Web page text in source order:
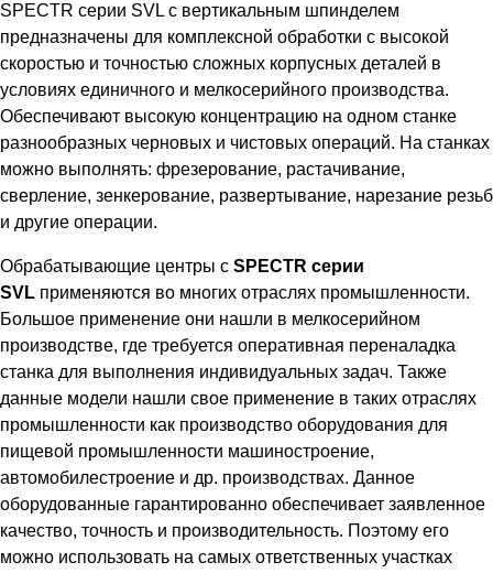
SPECTR серии SVL с вертикальным шпинделем
предназначены для комплексной обработки с высокой
скоростью и точностью сложных корпусных деталей в
условиях единичного и мелкосерийного производства.
Обеспечивают высокую концентрацию на одном станке
разнообразных черновых и чистовых операций. На станках
можно выполнять: фрезерование, растачивание,
сверление, зенкерование, развертывание, нарезание резьб
и другие операции.
Обрабатывающие центры с S PECTR серии
SVL применяются во многих отраслях промышленности.
Большое применение они нашли в мелкосерийном
производстве, где требуется оперативная переналадка
станка для выполнения индивидуальных задач. Также
данные модели нашли свое применение в таких отраслях
промышленности как производство оборудования для
пищевой промышленности машиностроение,
автомобилестроение и др. производствах. Данное
оборудованные гарантированно обеспечивает заявленное
качество, точность и производительность. Поэтому его
можно использовать на самых ответственных участках